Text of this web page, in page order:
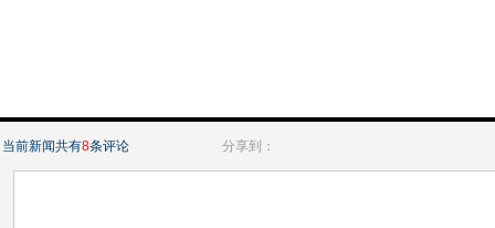
当前新闻共有8条评论 分享到：